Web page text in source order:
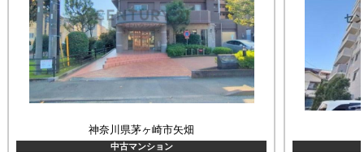
神奈川県茅ヶ崎市矢畑
中古マンション